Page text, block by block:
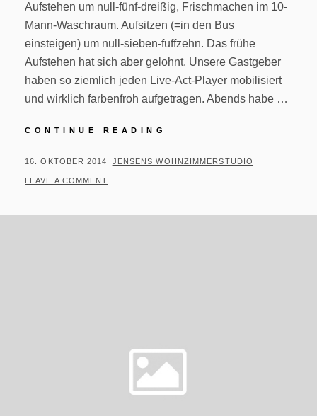
Aufstehen um null-fünf-dreißig, Frischmachen im 10-
Mann-Waschraum. Aufsitzen (=in den Bus
einsteigen) um null-sieben-fuffzehn. Das frühe
Aufstehen hat sich aber gelohnt. Unsere Gastgeber
haben so ziemlich jeden Live-Act-Player mobilisiert
und wirklich farbenfroh aufgetragen. Abends habe …
CONTINUE READING
LARP
HEIDE
POSTED
ON
16. OKTOBER 2014 BY
JENSENS WOHNZIMMERSTUDIO
LEAVE A COMMENT